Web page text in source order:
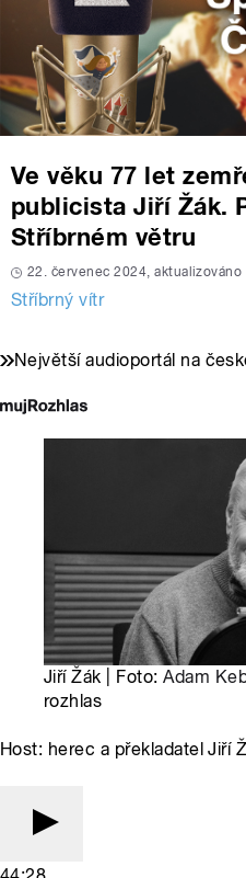
Ve věku 77 let
publicista Jiří Žák.
Stříbrném větru
22. červenec 2024, aktualizováno
Stříbrný vítr
Největší audioportál na
Jiří Žák | Foto:Adam
rozhlas
Host: herec a překladatel Jiří